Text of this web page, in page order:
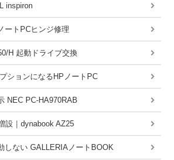
inspiron
ートPCヒンジ修理
H 起動ドライブ交換
ションになるHPノートPC
NEC PC-HA970RAB
設｜dynabook AZ25
しない GALLERIAノートBOOK